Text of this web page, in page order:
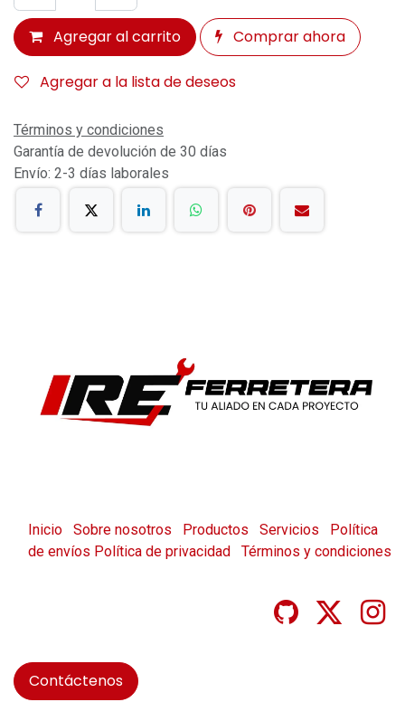
Agregar al carrito Comprar ahora
Agregar a la lista de deseos
Términos y condiciones
Garantía de devolución de 30 días
Envío: 2-3 días laborales
Inicio Sobre nosotros Productos Servicios
Política
de envíos Política de privacidad Términos y condiciones
Contáctenos